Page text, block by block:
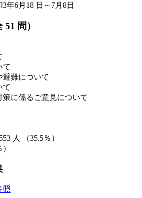
年6月18 日～7月8日
問）
て
避難について
て
策に係るご意見について
人 （35.5％）
照